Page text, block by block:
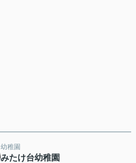
幼稚園
みたけ台幼稚園